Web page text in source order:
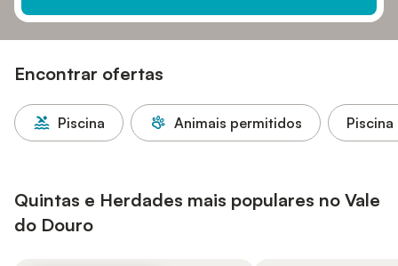
Encontrar ofertas
Piscina Animais permitidos
Quintas e Herdades mais populares no Vale
do Douro